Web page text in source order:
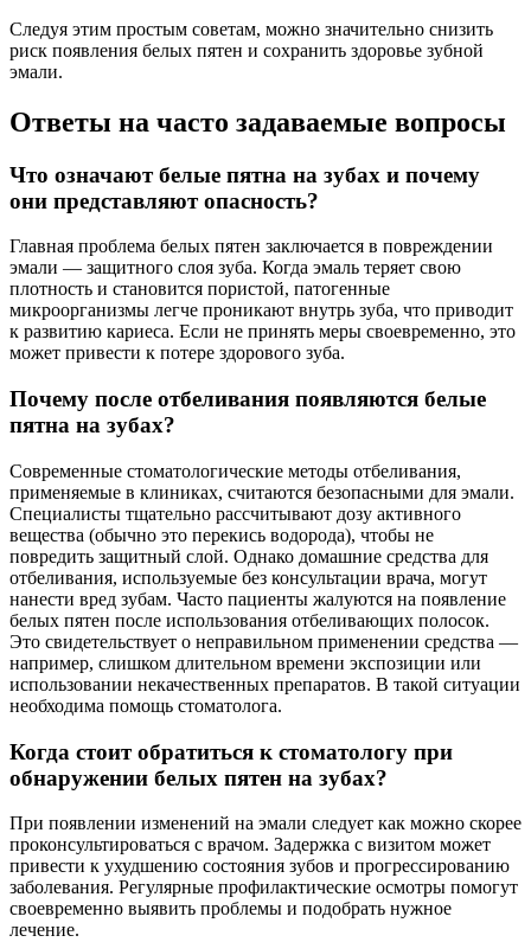
Следуя этим простым советам, можно значительно снизить
риск появления белых пятен и сохранить здоровье зубной
эмали.
Ответы на часто задаваемые вопросы
Что означают белые пятна на зубах и почему
они представляют опасность?
Главная проблема белых пятен заключается в повреждении
эмали — защитного слоя зуба. Когда эмаль теряет свою
плотность и становится пористой, патогенные
микроорганизмы легче проникают внутрь зуба, что приводит
к развитию кариеса. Если не принять меры своевременно, это
может привести к потере здорового зуба.
Почему после отбеливания появляются белые
пятна на зубах?
Современные стоматологические методы отбеливания,
применяемые в клиниках, считаются безопасными для эмали.
Специалисты тщательно рассчитывают дозу активного
вещества (обычно это перекись водорода), чтобы не
повредить защитный слой. Однако домашние средства для
отбеливания, используемые без консультации врача, могут
нанести вред зубам. Часто пациенты жалуются на появление
белых пятен после использования отбеливающих полосок.
Это свидетельствует о неправильном применении средства —
например, слишком длительном времени экспозиции или
использовании некачественных препаратов. В такой ситуации
необходима помощь стоматолога.
Когда стоит обратиться к стоматологу при
обнаружении белых пятен на зубах?
При появлении изменений на эмали следует как можно скорее
проконсультироваться с врачом. Задержка с визитом может
привести к ухудшению состояния зубов и прогрессированию
заболевания. Регулярные профилактические осмотры помогут
своевременно выявить проблемы и подобрать нужное
лечение.